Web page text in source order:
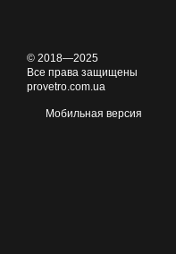
© 2018—2025
Все права защищены
provetro.com.ua
Мобильная версия